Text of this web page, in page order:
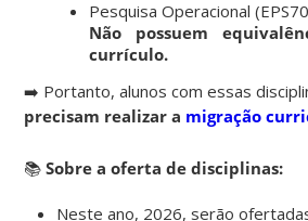
Pesquisa Operacional
Não possuem
currículo.
➡️ Portanto, alunos com essas
precisam realizar a migração
📚Sobre a oferta de disciplinas:
Neste ano, 2026, serão